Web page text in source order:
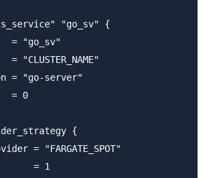
"go_sv" {
= "go_sv"
= "CLUSTER_NAME"
= "go-server"
= 0
{
= "FARGATE_SPOT"
= 1